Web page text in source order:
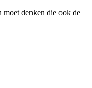
moet denken die ook de